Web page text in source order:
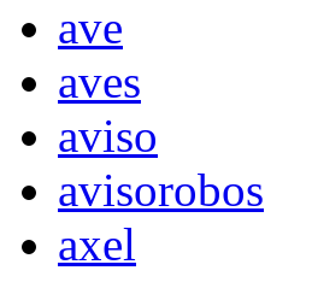
ave
aves
aviso
avisorobos
axel